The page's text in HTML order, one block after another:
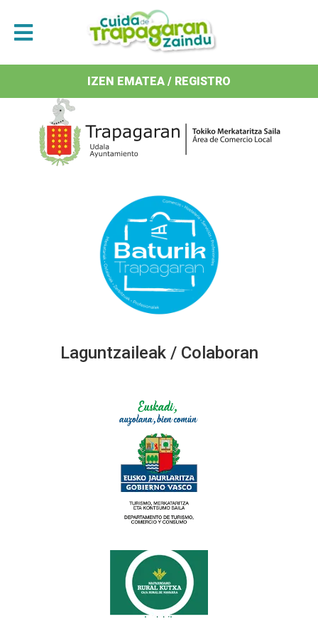
Antolatzaileak / Organizan
Laguntzaileak / Colaboran
IZEN EMATEA / REGISTRO